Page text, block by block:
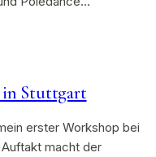
in Stuttgart
erster Workshop bei
macht der